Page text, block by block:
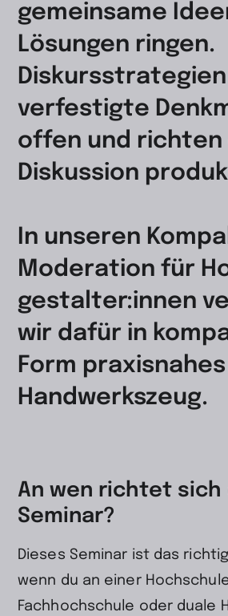
gemeinsame
Lösungen ringen.
verfestigte
offen und richten
Diskussion
In unseren
Moderation für
gestalter:innen
wir dafür in
Form praxisnahes
Handwerkszeug.
An wen richtet sich
Seminar?
Dieses Seminar ist das
wenn du an einer
Fachhochschule oder duale